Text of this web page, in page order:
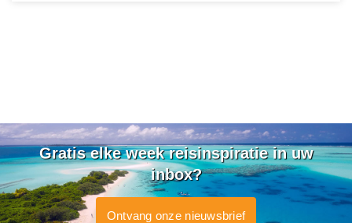
Gratis elke week reisinspiratie in uw
inbox?
Ontvang onze nieuwsbrief